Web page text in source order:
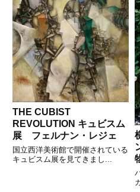
THE CUBIST
REVOLUTION キュビスム
展 フェルナン・レジェ
国立西洋美術館で開催されている
キュビスム展を見てきまし...